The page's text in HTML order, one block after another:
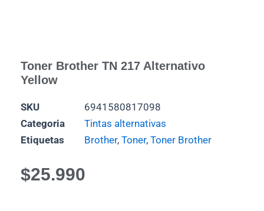
Toner Brother TN 217 Alternativo
Yellow
SKU
6941580817098
Categoria
Tintas alternativas
Etiquetas
Brother, Toner, Toner Brother
$25.990